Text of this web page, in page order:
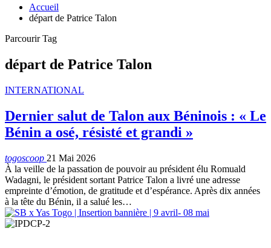
Accueil
départ de Patrice Talon
Parcourir Tag
départ de Patrice Talon
INTERNATIONAL
Dernier salut de Talon aux Béninois : « Le
Bénin a osé, résisté et grandi »
togoscoop 21 Mai 2026
À la veille de la passation de pouvoir au président élu Romuald
Wadagni, le président sortant Patrice Talon a livré une adresse
empreinte d’émotion, de gratitude et d’espérance. Après dix années
à la tête du Bénin, il a salué les…